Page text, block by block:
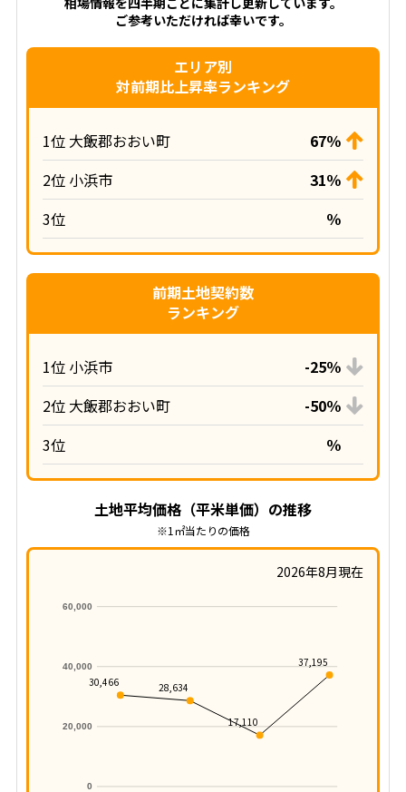
ご参考いただければ幸いです。
エリア別
対前期比上昇率ランキング
1位 大飯郡おおい町
67％
2位 小浜市
31％
3位
％
前期土地契約数
ランキング
1位 小浜市
-25％
2位 大飯郡おおい町
-50％
3位
％
土地平均価格（平米単価）の推移
※1㎡当たりの価格
2026年8月現在
0
20,000
40,000
60,000
30,466 28,634
17,110
37,195